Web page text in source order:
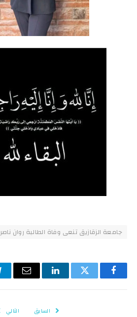
جامعة الزقازيق تنعى وفاة الطالبة روان ناصر
فيسبوكتويتر لينكدإن البريد
السابق التالي